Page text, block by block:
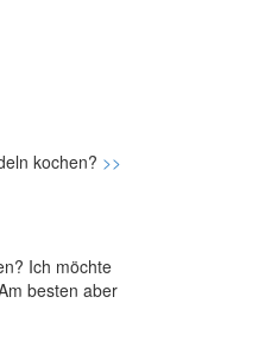
kochen? >>
Ich möchte
besten aber